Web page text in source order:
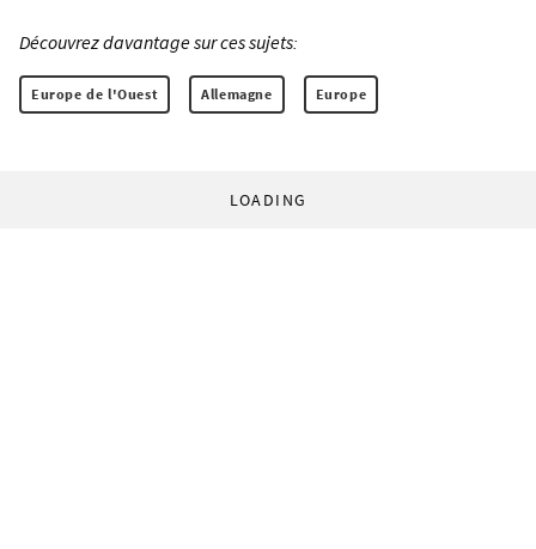
Découvrez davantage sur ces sujets:
Europe de l'Ouest Allemagne Europe
LOADING